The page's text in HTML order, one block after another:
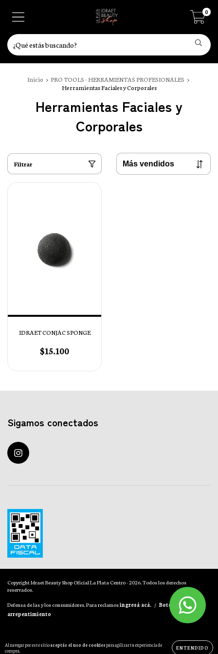
0
Al navegar por este sitioaceptás el uso de cookiespara agilizar tu experiencia de
compra.
ENTENDIDO
Inicio > PRO TOOLS - HERRAMIENTAS PROFESIONALES >
Herramientas Faciales y Corporales
Herramientas Faciales y
Corporales
Filtrar
IDRAET CONJAC SPONGE
$15.100
Sigamos conectados
Copyright Idraet Beauty Shop Oficial La Plata Centro - 2026. Todos los derechos
reservados.
Defensa de las y los consumidores. Para reclamosingresá acá. / Botón de
arrepentimiento